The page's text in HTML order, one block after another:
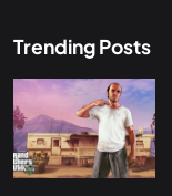
Trending Posts